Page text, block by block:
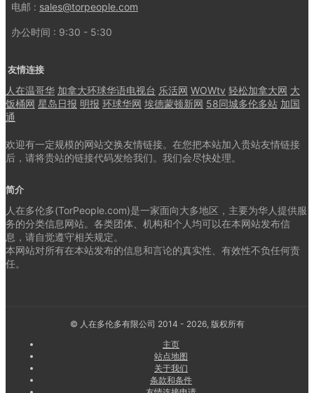
电邮 : sales@torpeople.com
办公时间 : 9:30 - 5:30
友情连接
人在温哥华 加拿大环球华语电视台 乐活网 WOWtv 轻松加拿大网 大
饭桶网 星岛日报 明报 环球华网 埃德蒙顿新网 58同城多伦多站 加国
通
欢迎有一定规模的网站交换友情链接。在您把本站加入贵站友情链接
后，请将贵站的链接代码发给我们。我们会尽快处理。
简介
人在多伦多(TorPeople.com)是一家面向大多地区，主要为华人提供服
务的分类信息网站。各类团体、机构和个人均可以在本网站发布信
息，请自觉遵守相关规定。
本网站对所有在本站发布的信息和言论的真实性、有效性不负任何责
任。
© 人在多伦多有限公司 2014 - 2026, 版权所有
主页
站点地图
关于我们
条款和条件